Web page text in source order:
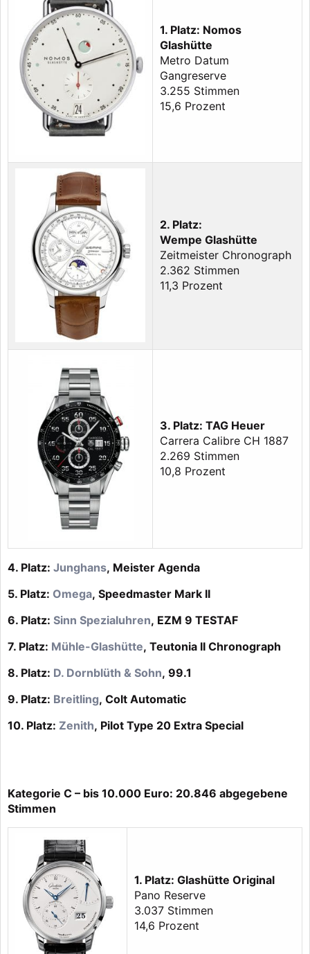
1. Platz: Nomos
Glashütte
Metro Datum
Gangreserve
3.255 Stimmen
15,6 Prozent
2. Platz:
Wempe Glashütte
Zeitmeister Chronograph
2.362 Stimmen
11,3 Prozent
3. Platz: TAG Heuer
Carrera Calibre CH 1887
2.269 Stimmen
10,8 Prozent
4. Platz: Junghans, Meister Agenda
5. Platz: Omega, Speedmaster Mark II
6. Platz: Sinn Spezialuhren, EZM 9 TESTAF
7. Platz: Mühle-Glashütte, Teutonia II Chronograph
8. Platz: D. Dornblüth & Sohn, 99.1
9. Platz: Breitling, Colt Automatic
10. Platz: Zenith, Pilot Type 20 Extra Special
Kategorie C – bis 10.000 Euro: 20.846 abgegebene
Stimmen
1. Platz: Glashütte Original
Pano Reserve
3.037 Stimmen
14,6 Prozent